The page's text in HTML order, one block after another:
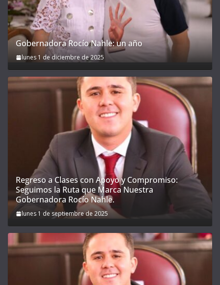
Gobernadora Rocío Nahle: un año
lunes 1 de diciembre de 2025
Regreso a Clases con Apoyo y Compromiso:
Seguimos la Ruta que Marca Nuestra
Gobernadora Rocío Nahle.
lunes 1 de septiembre de 2025